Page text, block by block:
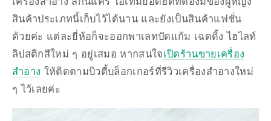
สินค้าประเภทนี้เก็บไว้ได้นาน และยังเป็นสินค้าแฟชั่น
ด้วยค่ะ แต่ละยี่ห้อก็จะออกพาเลทปัดแก้ม เฉดดิ้ง ไฮไลท์
ลิปสติกสีใหม่ ๆ อยู่เสมอ หากสนใจเปิดร้านขายเครื่อง
สำอาง ให้ติดตามบิวตี้บล็อกเกอร์ที่รีวิวเครื่องสำอางใหม่
ๆ ไว้เลยค่ะ